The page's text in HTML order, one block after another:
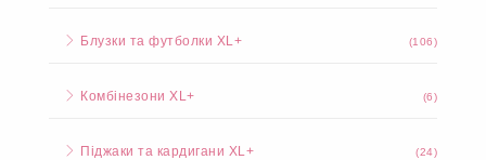
Блузки та футболки XL+ (106)
Комбінезони XL+ (6)
Піджаки та кардигани XL+ (24)